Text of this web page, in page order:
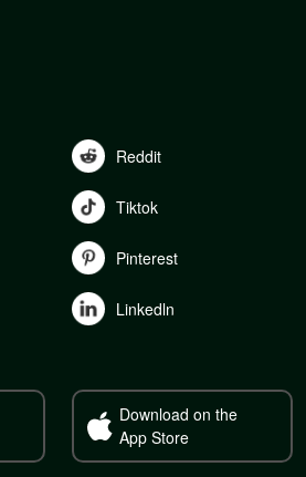
Reddit
Tiktok
Pinterest
Linkedln
Download on the
App Store